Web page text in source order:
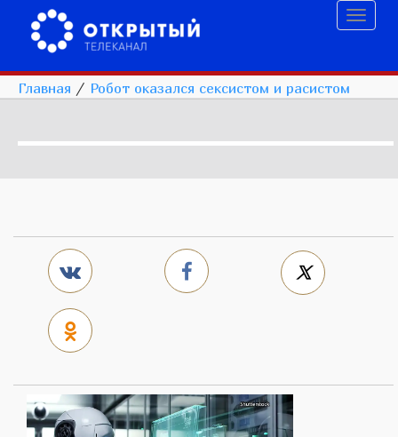
Главная / Робот оказался сексистом и расистом